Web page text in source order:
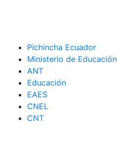
Pichincha Ecuador
Ministerio de Educación
ANT
Educación
EAES
CNEL
CNT